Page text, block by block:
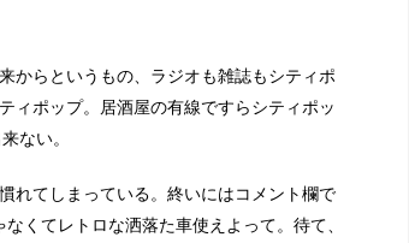
からというもの、ラジオも雑誌もシティポ
ィポップ。居酒屋の有線ですらシティポッ
ない。
れてしまっている。終いにはコメント欄で
くてレトロな洒落た車使えよって。待て、